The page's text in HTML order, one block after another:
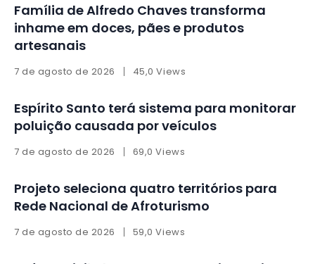
Família de Alfredo Chaves transforma
inhame em doces, pães e produtos
artesanais
7 de agosto de 2026 45,0 Views
Espírito Santo terá sistema para monitorar
poluição causada por veículos
7 de agosto de 2026 69,0 Views
Projeto seleciona quatro territórios para
Rede Nacional de Afroturismo
7 de agosto de 2026 59,0 Views